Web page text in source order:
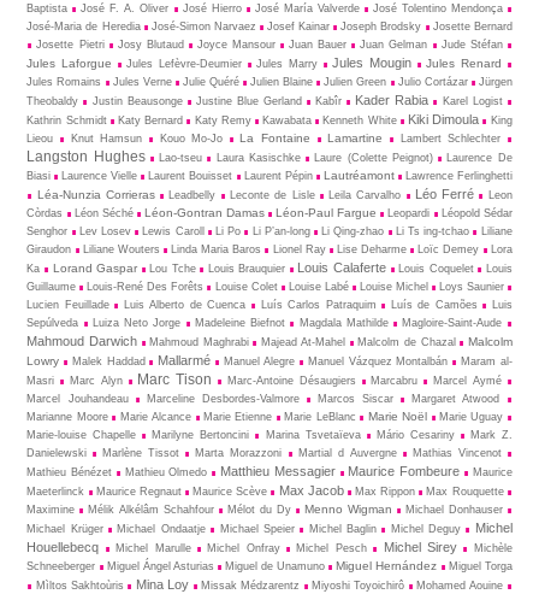
Baptista
José F. A. Oliver José Hierro José María Valverde
José Tolentino Mendonça
José-Maria de Heredia
José-Simon Narvaez Josef Kainar Joseph Brodsky
Josette Bernard
Josette Pietri
Josy Blutaud Joyce Mansour Juan Bauer Juan Gelman Jude Stéfan
Jules Laforgue Jules Lefèvre-Deumier Jules Marry Jules Mougin Jules Renard
Jules Romains Jules Verne Julie Quéré Julien Blaine Julien Green Julio Cortázar
Jürgen
Theobaldy
Justin Beausonge Justine Blue Gerland Kabîr Kader Rabia
Karel Logist
Kathrin Schmidt
Katy Bernard Katy Remy Kawabata Kenneth White Kiki Dimoula
King
Lieou
Knut Hamsun Kouo Mo-Jo La Fontaine Lamartine Lambert Schlechter
Langston Hughes Lao-tseu Laura Kasischke Laure (Colette Peignot)
Laurence De
Biasi
Laurence Vielle Laurent Bouisset Laurent Pépin Lautréamont Lawrence Ferlinghetti
Léa-Nunzia Corrieras Leadbelly Leconte de Lisle Leila Carvalho Léo Ferré
Leon
Còrdas
Léon Séché Léon-Gontran Damas Léon-Paul Fargue Leopardi
Léopold Sédar
Senghor
Lev Losev Lewis Caroll Li Po Li P’an-long Li Qing-zhao Li Ts ing-tchao
Liliane
Giraudon
Liliane Wouters Linda Maria Baros Lionel Ray Lise Deharme Loïc Demey
Lora
Ka
Lorand Gaspar Lou Tche Louis Brauquier Louis Calaferte Louis Coquelet
Louis
Guillaume
Louis-René Des Forêts Louise Colet Louise Labé Louise Michel
Loys Saunier
Lucien Feuillade
Luis Alberto de Cuenca Luís Carlos Patraquim Luís de Camões
Luis
Sepúlveda
Luiza Neto Jorge Madeleine Biefnot Magdala Mathilde Magloire-Saint-Aude
Mahmoud Darwich Mahmoud Maghrabi Majead At-Mahel Malcolm de Chazal
Malcolm
Lowry
Malek Haddad Mallarmé Manuel Alegre Manuel Vázquez Montalbán
Maram al-
Masri
Marc Alyn Marc Tison Marc-Antoine Désaugiers Marcabru
Marcel Aymé
Marcel Jouhandeau
Marceline Desbordes-Valmore Marcos Siscar
Margaret Atwood
Marianne Moore
Marie Alcance Marie Etienne Marie LeBlanc Marie Noël
Marie Uguay
Marie-louise Chapelle
Marilyne Bertoncini Marina Tsvetaïeva Mário Cesariny
Mark Z.
Danielewski
Marlène Tissot Marta Morazzoni Martial d Auvergne
Mathias Vincenot
Mathieu Bénézet
Mathieu Olmedo Matthieu Messagier Maurice Fombeure
Maurice
Maeterlinck
Maurice Regnaut Maurice Scève Max Jacob Max Rippon
Max Rouquette
Maximine
Mélik Alkélâm Schahfour Mélot du Dy Menno Wigman
Michael Donhauser
Michael Krüger
Michael Ondaatje Michael Speier Michel Baglin Michel Deguy
Michel
Houellebecq
Michel Marulle Michel Onfray Michel Pesch Michel Sirey
Michèle
Schneeberger
Miguel Ángel Asturias Miguel de Unamuno Miguel Hernández
Miguel Torga
Mìltos Sakhtoùris
Mina Loy Missak Médzarentz Miyoshi Toyoichirô
Mohamed Aouine